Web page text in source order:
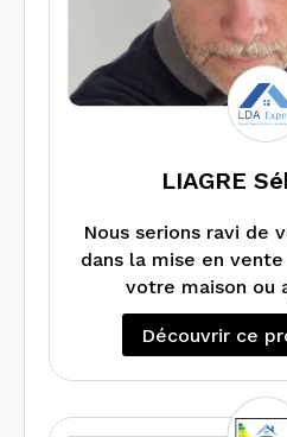
LIAGRE
Nous serions ravi de
dans la mise en
votre maison ou
Chez LDA expert
des diagnostics
l’efficacité
des explications
Découvrir ce